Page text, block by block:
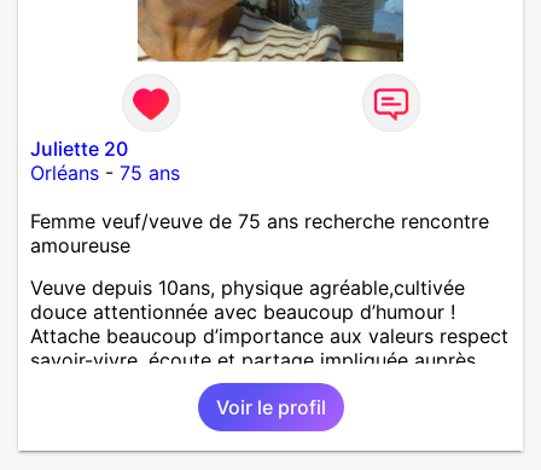
Juliette 20
Orléans - 75 ans
Femme veuf/veuve de 75 ans recherche rencontre
amoureuse
Veuve depuis 10ans, physique agréable,cultivée
douce attentionnée avec beaucoup d’humour !
Attache beaucoup d’importance aux valeurs respect
savoir-vivre, écoute et partage impliquée auprès
des personnes en difficulté ! Loisirs cinéma théâtre
concerts musique, expositions décoration adore
cuisiner recevoir! Être plutôt que paraître !!! pas
compliquée ! Recherche Monsieur ayant les mêmes
Voir le profil